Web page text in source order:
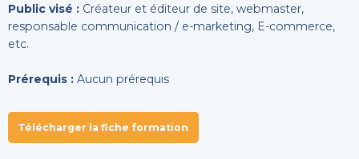
Public visé : Créateur et éditeur de site, webmaster,
responsable communication / e-marketing, E-commerce,
etc.
Prérequis : Aucun prérequis
Télécharger la fiche formation